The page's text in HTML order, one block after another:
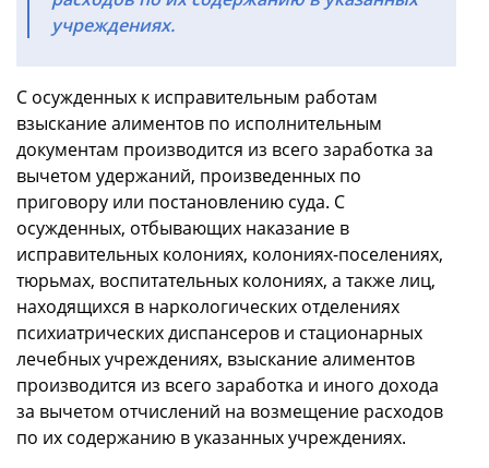
учреждениях.
С осужденных к исправительным работам
взыскание алиментов по исполнительным
документам производится из всего заработка за
вычетом удержаний, произведенных по
приговору или постановлению суда. С
осужденных, отбывающих наказание в
исправительных колониях, колониях-поселениях,
тюрьмах, воспитательных колониях, а также лиц,
находящихся в наркологических отделениях
психиатрических диспансеров и стационарных
лечебных учреждениях, взыскание алиментов
производится из всего заработка и иного дохода
за вычетом отчислений на возмещение расходов
по их содержанию в указанных учреждениях.